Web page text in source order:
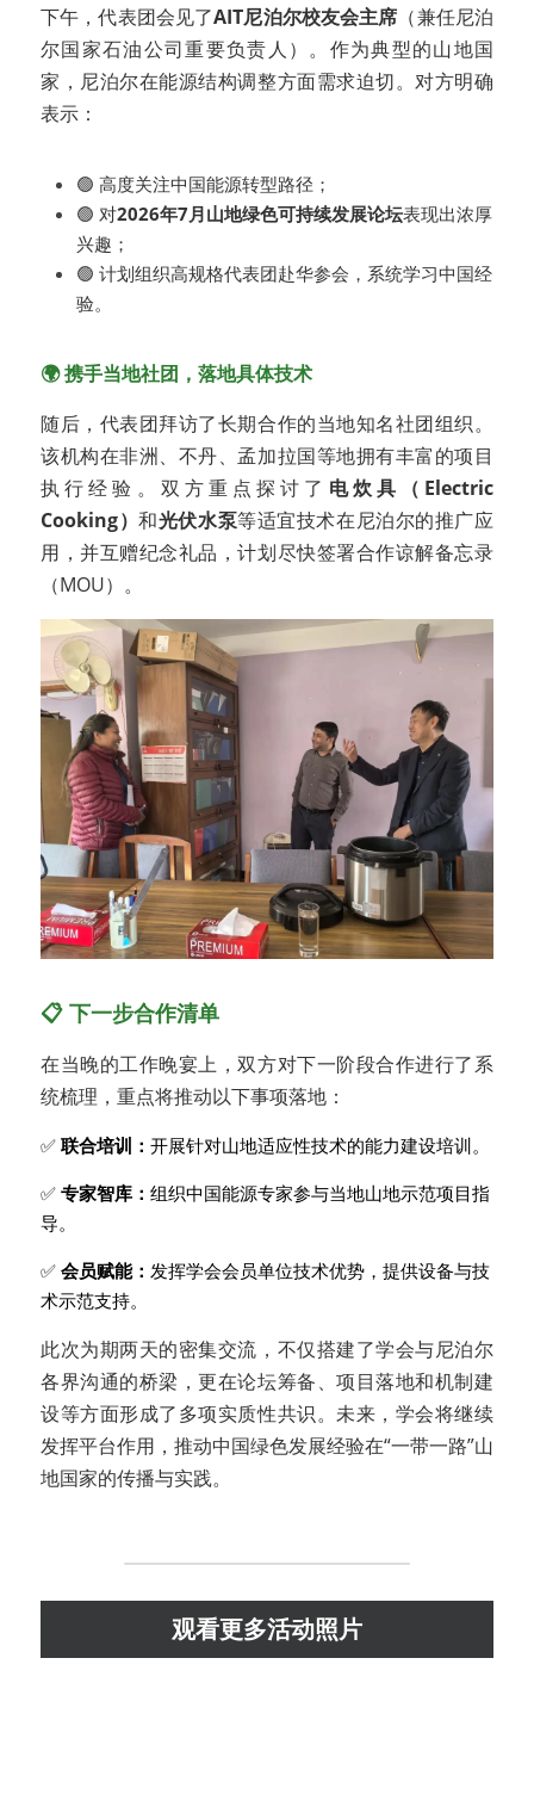
下午，代表团会见了AIT尼泊尔校友会主席 （兼任尼泊
尔国家石油公司重要负责人）。作为典型的山地国
家，尼泊尔在能源结构调整方面需求迫切。对方明确
表示：
🟢 高度关注中国能源转型路径；
🟢 对2026年7月山地绿色可持续发展论坛表现出浓厚
兴趣；
🟢 计划组织高规格代表团赴华参会，系统学习中国经
验。
🌍 携手当地社团，落地具体技术
随后，代表团拜访了长期合作的当地知名社团组织。
该机构在非洲、不丹、孟加拉国等地拥有丰富的项目
执行经验。双方重点探讨了 电炊具（Electric
Cooking）和光伏水泵等适宜技术在尼泊尔的推广应
用，并互赠纪念礼品，计划尽快签署合作谅解备忘录
（MOU）。
📋 下一步合作清单
在当晚的工作晚宴上，双方对下一阶段合作进行了系
统梳理，重点将推动以下事项落地：
✅ 联合培训： 开展针对山地适应性技术的能力建设培训。
✅ 专家智库： 组织中国能源专家参与当地山地示范项目指
导。
✅ 会员赋能： 发挥学会会员单位技术优势，提供设备与技
术示范支持。
此次为期两天的密集交流，不仅搭建了学会与尼泊尔
各界沟通的桥梁，更在论坛筹备、项目落地和机制建
设等方面形成了多项实质性共识。未来，学会将继续
发挥平台作用，推动中国绿色发展经验在“一带一路”山
地国家的传播与实践。
观看更多活动照片